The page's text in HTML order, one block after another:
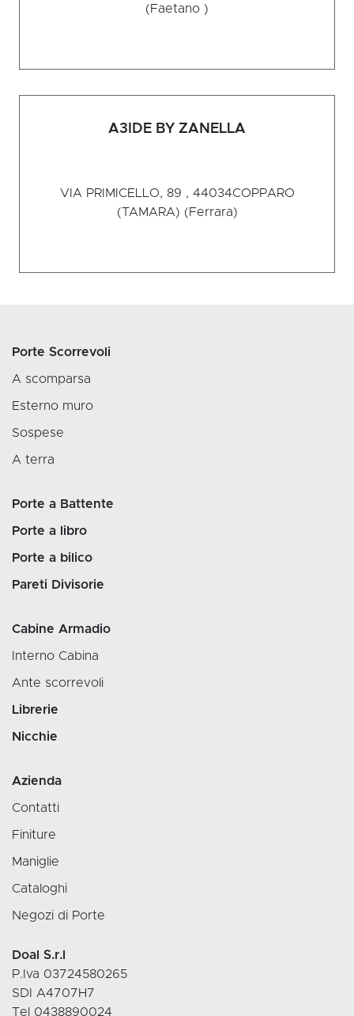
(Faetano )
A3IDE BY ZANELLA
VIA PRIMICELLO, 89 , 44034COPPARO
(TAMARA) (Ferrara)
Porte Scorrevoli
A scomparsa
Esterno muro
Sospese
A terra
Porte a Battente
Porte a libro
Porte a bilico
Pareti Divisorie
Cabine Armadio
Interno Cabina
Ante scorrevoli
Librerie
Nicchie
Azienda
Contatti
Finiture
Maniglie
Cataloghi
Negozi di Porte
Doal S.r.l
P.Iva 03724580265
SDI A4707H7
Tel 0438890024